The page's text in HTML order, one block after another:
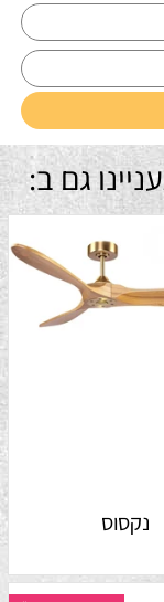
גם ב:
נקסוס